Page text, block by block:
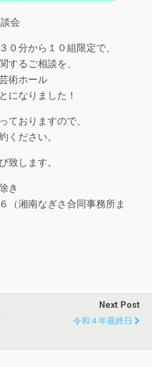
会
０分から１０組限定で、
するご相談を、
術ホール
になりました！
ておりますので、
ください。
致します。
き
（湘南なぎさ合同事務所ま
Next Post
令和４年最終日